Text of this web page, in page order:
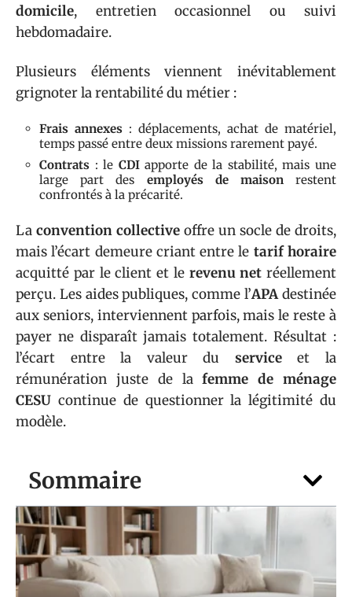
Sommaire
domicile, entretien occasionnel ou suivi
hebdomadaire.
Plusieurs éléments viennent inévitablement
grignoter la rentabilité du métier :
Frais annexes : déplacements, achat de matériel,
temps passé entre deux missions rarement payé.
Contrats : le CDIapporte de la stabilité, mais une
large part des employés de maisonrestent
confrontés à la précarité.
La convention collective offre un socle de droits,
mais l’écart demeure criant entre le tarif horaire
acquitté par le client et le revenu net réellement
perçu. Les aides publiques, comme l’APAdestinée
aux seniors, interviennent parfois, mais le reste à
payer ne disparaît jamais totalement. Résultat :
l’écart entre la valeur du serviceet la
rémunération juste de lafemme de ménage
CESU continue de questionner la légitimité du
modèle.